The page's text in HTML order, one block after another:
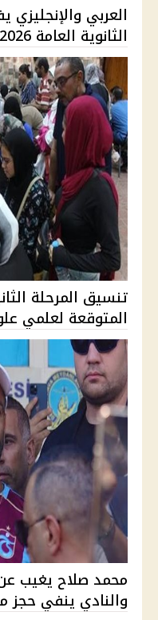
العربي
الثانوية العامة 2026 وتأثيرهما ع...
المتوقعة لعلمي
محمد صلاح يغيب
والنادي ينفي حجز